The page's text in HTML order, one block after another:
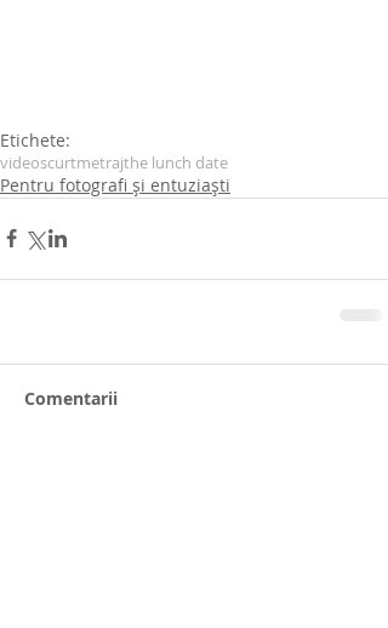
Etichete:
videoscurtmetrajthe lunch date
Pentru fotografi și entuziaști
Comentarii